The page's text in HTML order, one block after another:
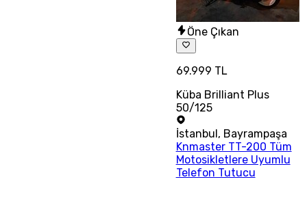
Öne Çıkan
69.999 TL
Küba Brilliant Plus
50/125
İstanbul , Bayrampaşa
Knmaster TT-200 Tüm
Motosikletlere Uyumlu
Telefon Tutucu